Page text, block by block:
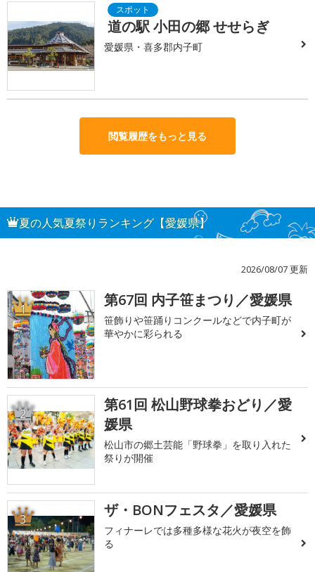
道の駅 小田の郷 せせらぎ
愛媛県・喜多郡内子町
閲覧履歴をもっと見る
夏の人気夏祭りランキング【愛媛県】
2026/08/07 更新
1 第67回 内子笹まつり／愛媛県
笹飾りや笹踊りコンクールなどで内子町が
華やかに彩られる
2
第61回 松山野球拳おどり／愛
媛県
松山市の郷土芸能「野球拳」を取り入れた
祭りが開催
3 ザ・BONフェスタ／愛媛県
フィナーレでは多種多様な花火が夜空を飾
る